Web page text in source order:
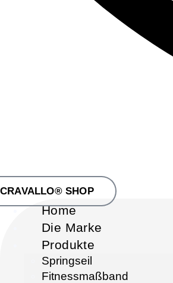
CRAVALLO® SHOP
Home
Die Marke
Produkte
Springseil
Fitnessmaßband